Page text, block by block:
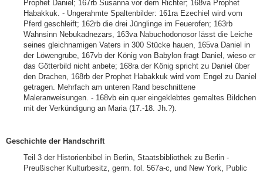
Prophet Daniel; 167rb Susanna vor dem Richter; 168va Prophet
Habakkuk. - Ungerahmte Spaltenbilder: 161ra Ezechiel wird vom
Pferd geschleift; 162rb die drei Jünglinge im Feuerofen; 163rb
Wahnsinn Nebukadnezars, 163va Nabuchodonosor lässt die Leiche
seines gleichnamigen Vaters in 300 Stücke hauen, 165va Daniel in
der Löwengrube, 167vb der König von Babylon fragt Daniel, wieso er
das Götterbild nicht anbete; 168ra der König spricht zu Daniel über
den Drachen, 168rb der Prophet Habakkuk wird vom Engel zu Daniel
getragen. Mehrfach am unteren Rand beschnittene
Maleranweisungen. - 168vb ein quer eingeklebtes gemaltes Bildchen
mit der Verkündigung an Maria (17.-18. Jh.?).
Geschichte der Handschrift
Teil 3 der Historienbibel in Berlin, Staatsbibliothek zu Berlin -
Preußischer Kulturbesitz, germ. fol. 567a-c, und New York, Public